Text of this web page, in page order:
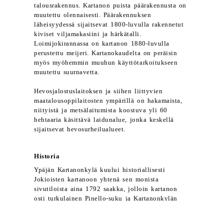
talousrakennus. Kartanon puista päärakennusta on
muutettu olennaisesti. Päärakennuksen
läheisyydessä sijaitsevat 1800-luvulla rakennetut
kiviset viljamakasiini ja härkätalli.
Loimijokirannassa on kartanon 1880-luvulla
perustettu meijeri. Kartanokaudelta on peräisin
myös myöhemmin muuhun käyttötarkoitukseen
muutettu suurnavetta.
Hevosjalostuslaitoksen ja siihen liittyvien
maatalousoppilaitosten ympärillä on hakamaista,
niityistä ja metsälaitumista koostuva yli 60
hehtaaria käsittävä laidunalue, jonka keskellä
sijaitsevat hevosurheilualueet.
Historia
Ypäjän Kartanonkylä kuului historiallisesti
Jokioisten kartanoon yhtenä sen monista
sivutiloista aina 1792 saakka, jolloin kartanon
osti turkulainen Pinello-suku ja Kartanonkylän